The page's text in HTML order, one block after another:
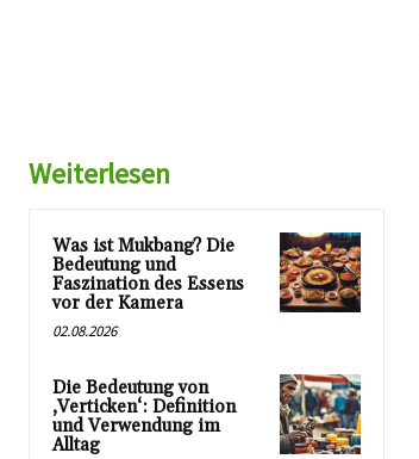
Weiterlesen
Was ist Mukbang? Die
Bedeutung und
Faszination des Essens
vor der Kamera
02.08.2026
Die Bedeutung von
‚Verticken‘: Definition
und Verwendung im
Alltag